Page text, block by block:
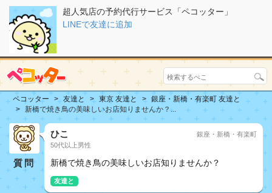
超人気店の予約代行サービス「ペコッター」
LINEで友達に追加
ペコッター 友達と 東京 友達と
銀座・新橋・有楽町 友達と
新橋で焼き鳥の美味しいお店知りませんか？...
質問
ひこ
50代以上男性
銀座・新橋・有楽町
新橋で焼き鳥の美味しいお店知りませんか？
友達と